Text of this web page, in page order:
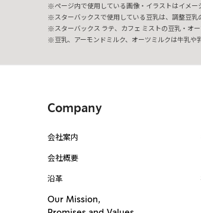
ページ内で使用している画像・イラストはイメー
スターバックスで使用している豆乳は、調整豆乳
スターバックス ラテ、カフェ ミストの豆乳・オ
豆乳、アーモンドミルク、オーツミルクは牛乳や
Company
会社案内
会社概要
沿革
Our Mission,